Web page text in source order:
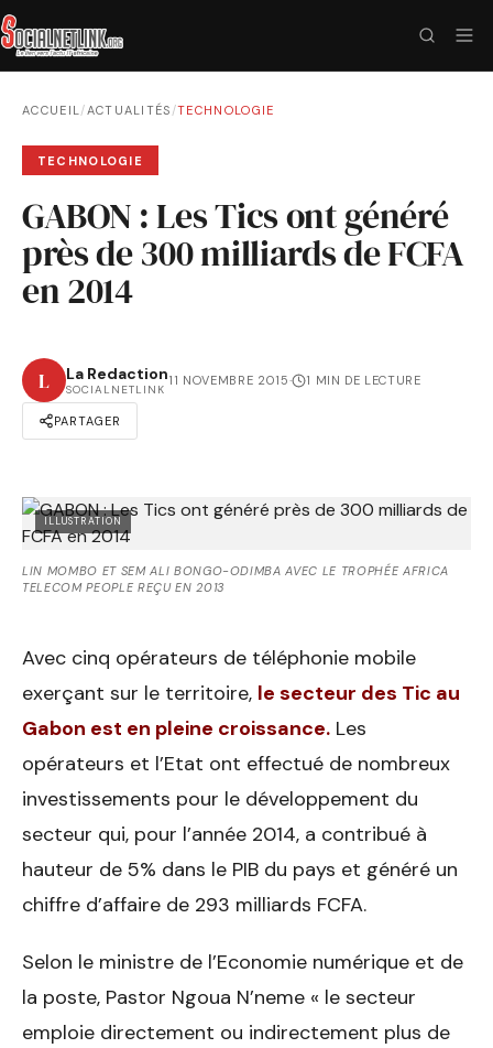
ACCUEIL/ACTUALITÉS /TECHNOLOGIE
TECHNOLOGIE
GABON : Les Tics ont généré
près de 300 milliards de FCFA
en 2014
L La Redaction
SOCIALNETLINK
11 NOVEMBRE 2015· 1 MIN DE LECTURE
PARTAGER
ILLUSTRATION
LIN MOMBO ET SEM ALI BONGO-ODIMBA AVEC LE TROPHÉE AFRICA
TELECOM PEOPLE REÇU EN 2013
Avec cinq opérateurs de téléphonie mobile
exerçant sur le territoire, le secteur des Tic au
Gabon est en pleine croissance. Les
opérateurs et l’Etat ont effectué de nombreux
investissements pour le développement du
secteur qui, pour l’année 2014, a contribué à
hauteur de 5% dans le PIB du pays et généré un
chiffre d’affaire de 293 milliards FCFA.
Selon le ministre de l’Economie numérique et de
la poste, Pastor Ngoua N’neme « le secteur
emploie directement ou indirectement plus de